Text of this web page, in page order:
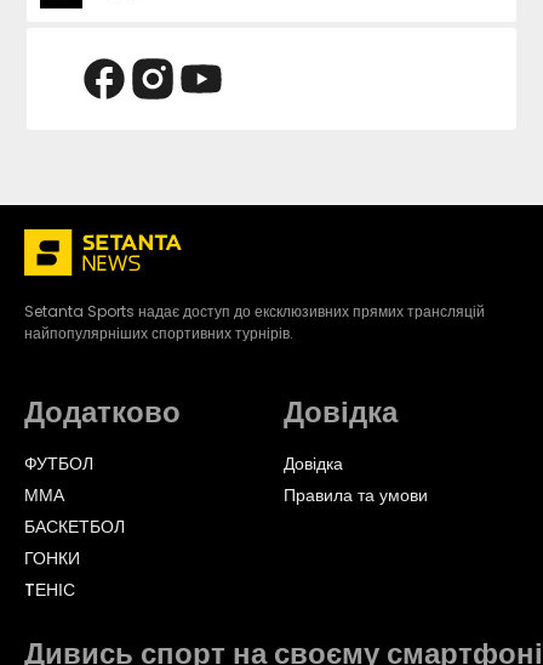
Setanta Sports надає доступ до ексклюзивних прямих трансляцій
найпопулярніших спортивних турнірів.
Додатково
ФУТБОЛ
ММА
БАСКЕТБОЛ
ГОНКИ
TЕНІС
Довідка
Довідка
Правила та умови
Дивись спорт на своєму смартфоні